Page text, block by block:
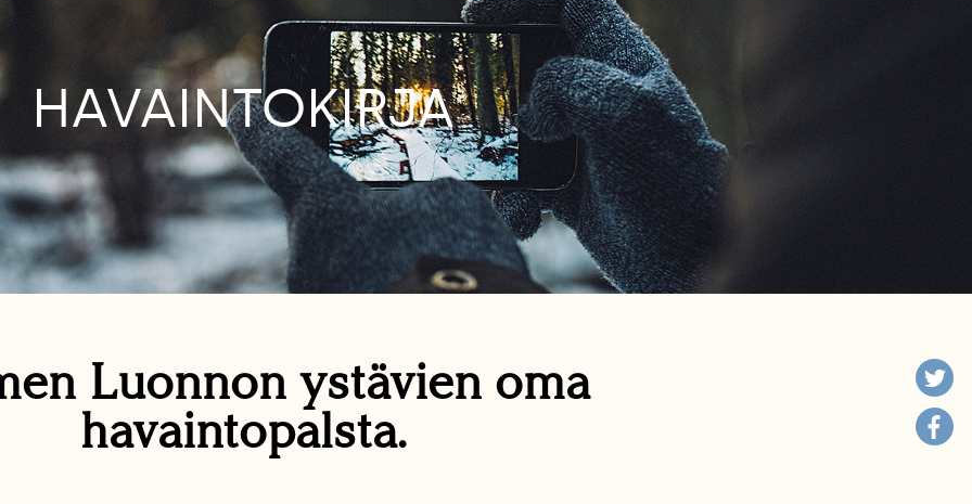
HAVAINTOKIRJA
Luonnon ystävien oma
havaintopalsta.